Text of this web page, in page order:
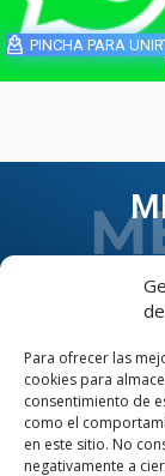
Para ofrecer las
cookies para
consentimiento de
como el
en este sitio. No
negativamente a
PINCHA PARA